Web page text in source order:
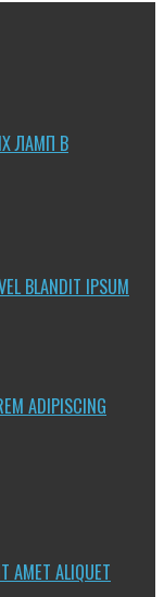
ЛАМП В
BLANDIT IPSUM
ADIPISCING
AMET ALIQUET